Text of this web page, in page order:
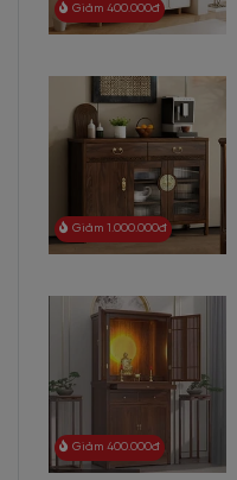
Giảm 400.000đ
Giảm 1.000.000đ
Giảm 400.000đ